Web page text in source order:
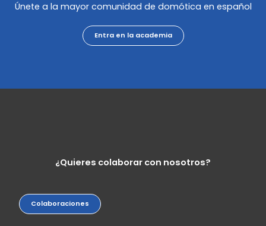
Únete a la mayor comunidad de domótica en español
Entra en la academia
¿Quieres colaborar con nosotros?
Colaboraciones